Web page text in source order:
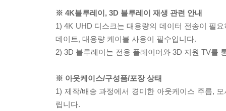
※ 4K블루레이, 3D 블루레이 재생 관련 안내
1) 4K UHD 디스크는 대용량의 데이터 전송이 필
데이트, 대용량 케이블 사용이 필수입니다.
2) 3D 블루레이는 전용 플레이어와 3D 지원 TV를
※ 아웃케이스/구성품/포장 상태
1) 제작/배송 과정에서 경미한 아웃케이스 주름,
립니다.